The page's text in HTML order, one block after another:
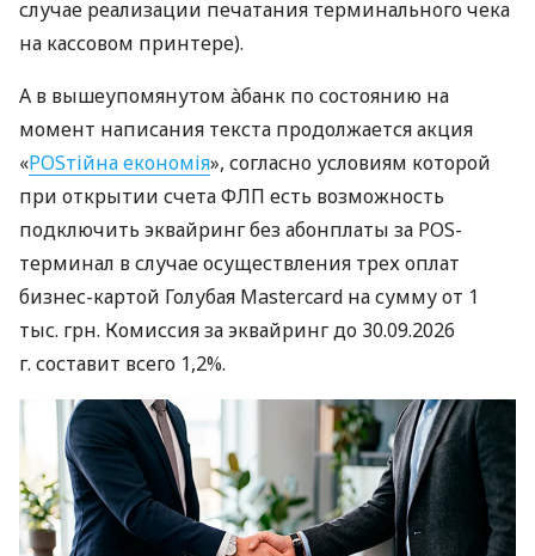
случае реализации печатания терминального чека
на кассовом принтере).
А в вышеупомянутом àбанк по состоянию на
момент написания текста продолжается акция
«POSтійна економія», согласно условиям которой
при открытии счета ФЛП есть возможность
подключить эквайринг без абонплаты за POS-
терминал в случае осуществления трех оплат
бизнес-картой Голубая Mastercard на сумму от 1
тыс. грн. Комиссия за эквайринг до 30.09.2026
г. составит всего 1,2%.